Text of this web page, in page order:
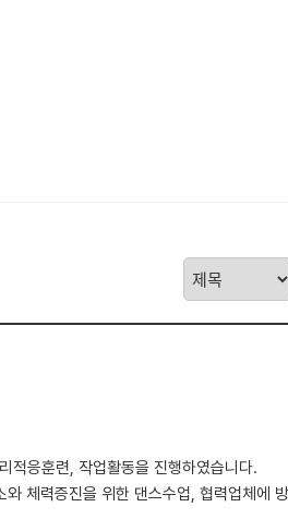
적응훈련, 작업활동을 진행하였습니다.
캔을 수거하고 정리하는 활동, 기초학습 등을 진행하며 다양한 경험을 쌓는 시간을